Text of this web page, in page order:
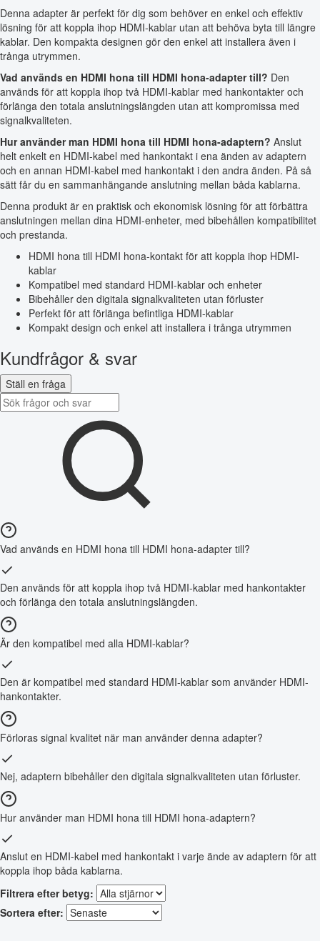
Denna adapter är perfekt för dig som behöver en enkel och effektiv
lösning för att koppla ihop HDMI-kablar utan att behöva byta till längre
kablar. Den kompakta designen gör den enkel att installera även i
trånga utrymmen.
Vad används en HDMI hona till HDMI hona-adapter till? Den
används för att koppla ihop två HDMI-kablar med hankontakter och
förlänga den totala anslutningslängden utan att kompromissa med
signalkvaliteten.
Hur använder man HDMI hona till HDMI hona-adaptern? Anslut
helt enkelt en HDMI-kabel med hankontakt i ena änden av adaptern
och en annan HDMI-kabel med hankontakt i den andra änden. På så
sätt får du en sammanhängande anslutning mellan båda kablarna.
Denna produkt är en praktisk och ekonomisk lösning för att förbättra
anslutningen mellan dina HDMI-enheter, med bibehållen kompatibilitet
och prestanda.
HDMI hona till HDMI hona-kontakt för att koppla ihop HDMI-
kablar
Kompatibel med standard HDMI-kablar och enheter
Bibehåller den digitala signalkvaliteten utan förluster
Perfekt för att förlänga befintliga HDMI-kablar
Kompakt design och enkel att installera i trånga utrymmen
Kundfrågor & svar
Ställ en fråga
Vad används en HDMI hona till HDMI hona-adapter till?
Den används för att koppla ihop två HDMI-kablar med hankontakter
och förlänga den totala anslutningslängden.
Är den kompatibel med alla HDMI-kablar?
Den är kompatibel med standard HDMI-kablar som använder HDMI-
hankontakter.
Förloras signal kvalitet när man använder denna adapter?
Nej, adaptern bibehåller den digitala signalkvaliteten utan förluster.
Hur använder man HDMI hona till HDMI hona-adaptern?
Anslut en HDMI-kabel med hankontakt i varje ände av adaptern för att
koppla ihop båda kablarna.
Filtrera efter betyg:
Sortera efter: